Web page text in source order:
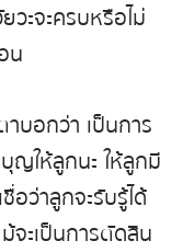
ะจะครบหรือไม่
น
บอกว่า เป็นการ
ญให้ลูกนะ ให้ลูกมี
ว่าลูกจะรับรู้ได้
จะเป็นการตัดสิน